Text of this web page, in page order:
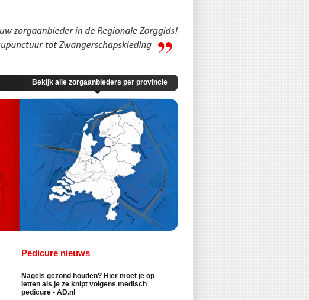
Bekijk alle zorgaanbieders per provincie
Pedicure nieuws
Nagels gezond houden? Hier moet je op
letten als je ze knipt volgens medisch
pedicure - AD.nl